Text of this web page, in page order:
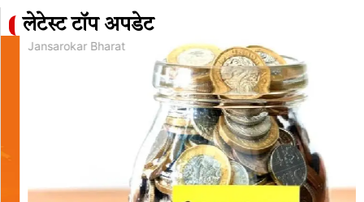
लेटेस्ट टॉप अपडेट
Jansarokar Bharat